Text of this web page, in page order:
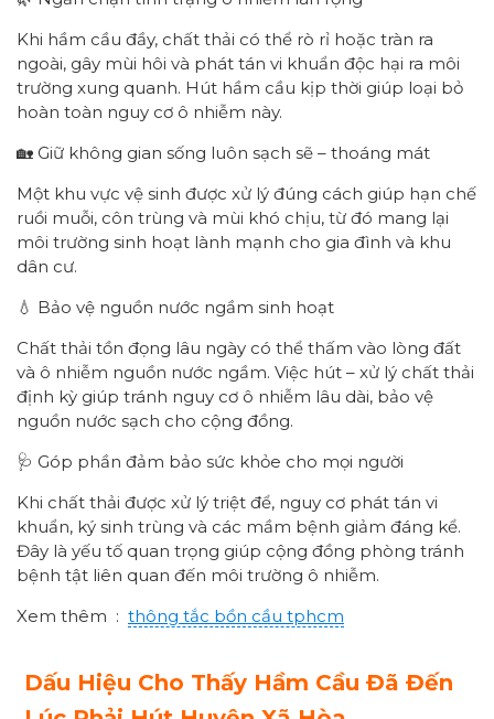
Khi hầm cầu đầy, chất thải có thể rò rỉ hoặc tràn ra
ngoài, gây mùi hôi và phát tán vi khuẩn độc hại ra môi
trường xung quanh. Hút hầm cầu kịp thời giúp loại bỏ
hoàn toàn nguy cơ ô nhiễm này.
🏡 Giữ không gian sống luôn sạch sẽ – thoáng mát
Một khu vực vệ sinh được xử lý đúng cách giúp hạn chế
ruồi muỗi, côn trùng và mùi khó chịu, từ đó mang lại
môi trường sinh hoạt lành mạnh cho gia đình và khu
dân cư.
💧 Bảo vệ nguồn nước ngầm sinh hoạt
Chất thải tồn đọng lâu ngày có thể thấm vào lòng đất
và ô nhiễm nguồn nước ngầm. Việc hút – xử lý chất thải
định kỳ giúp tránh nguy cơ ô nhiễm lâu dài, bảo vệ
nguồn nước sạch cho cộng đồng.
🩺 Góp phần đảm bảo sức khỏe cho mọi người
Khi chất thải được xử lý triệt để, nguy cơ phát tán vi
khuẩn, ký sinh trùng và các mầm bệnh giảm đáng kể.
Đây là yếu tố quan trọng giúp cộng đồng phòng tránh
bệnh tật liên quan đến môi trường ô nhiễm.
Xem thêm : thông tắc bồn cầu tphcm
Dấu Hiệu Cho Thấy Hầm Cầu Đã Đến